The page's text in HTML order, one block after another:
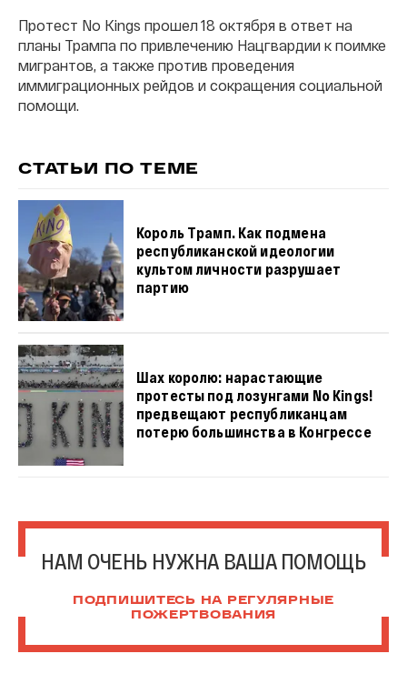
Протест No Kings прошел 18 октября в ответ на
планы Трампа по привлечению Нацгвардии к поимке
мигрантов, а также против проведения
иммиграционных рейдов и сокращения социальной
помощи.
СТАТЬИ ПО ТЕМЕ
Король Трамп. Как подмена
республиканской идеологии
культом личности разрушает
партию
Шах королю: нарастающие
протесты под лозунгами No Kings!
предвещают республиканцам
потерю большинства в Конгрессе
НАМ ОЧЕНЬ НУЖНА ВАША ПОМОЩЬ
ПОДПИШИТЕСЬ НА РЕГУЛЯРНЫЕ
ПОЖЕРТВОВАНИЯ